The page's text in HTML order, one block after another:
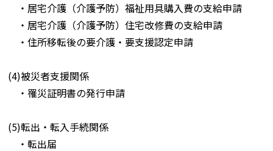
・居宅介護（介護予防）福祉用具購入費の支給申請
・居宅介護（介護予防）住宅改修費の支給申請
・住所移転後の要介護・要支援認定申請
(4)被災者支援関係
・罹災証明書の発行申請
(5)転出・転入手続関係
・転出届